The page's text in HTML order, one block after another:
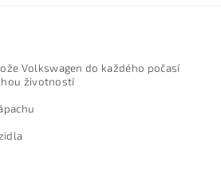
Volkswagen do každého počasí
životností